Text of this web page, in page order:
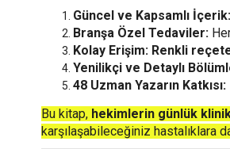
Güncel ve Kapsamlı İçerik:
Branşa Özel Tedaviler:
Kolay Erişim: Renkli
Yenilikçi ve Detaylı
48 Uzman Yazarın Katkısı:
Bu kitap, hekimlerin günlük
karşılaşabileceğiniz hastalıklara